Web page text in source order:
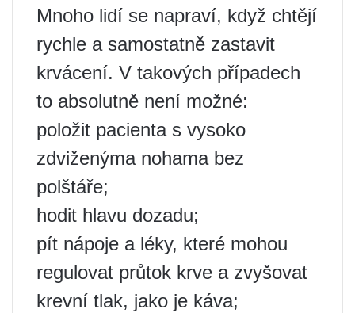
Mnoho lidí se napraví, když chtějí
rychle a samostatně zastavit
krvácení. V takových případech
to absolutně není možné:
položit pacienta s vysoko
zdviženýma nohama bez
polštáře;
hodit hlavu dozadu;
pít nápoje a léky, které mohou
regulovat průtok krve a zvyšovat
krevní tlak, jako je káva;